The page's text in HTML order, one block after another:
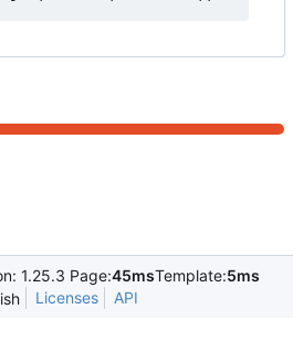
1.25.3 Page:45msTemplate:5ms
Licenses API